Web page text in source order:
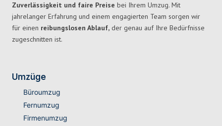
Zuverlässigkeit und faire Preise bei Ihrem Umzug. Mit
jahrelanger Erfahrung und einem engagierten Team sorgen wir
für einen reibungslosen Ablauf, der genau auf Ihre Bedürfnisse
zugeschnitten ist.
Umzüge
Büroumzug
Fernumzug
Firmenumzug